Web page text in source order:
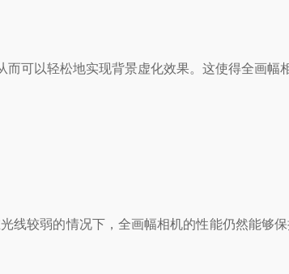
以轻松地实现背景虚化效果。这使得全画幅
较弱的情况下，全画幅相机的性能仍然能够